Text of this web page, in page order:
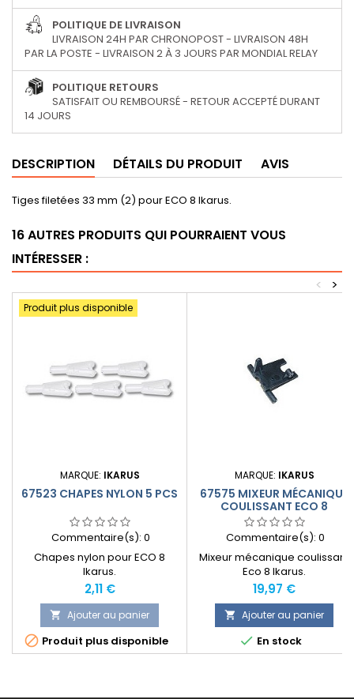
POLITIQUE DE LIVRAISON
LIVRAISON 24H PAR CHRONOPOST - LIVRAISON 48H
PAR LA POSTE - LIVRAISON 2 À 3 JOURS PAR MONDIAL RELAY
POLITIQUE RETOURS
SATISFAIT OU REMBOURSÉ - RETOUR ACCEPTÉ DURANT
14 JOURS
DESCRIPTION DÉTAILS DU PRODUIT AVIS
Tiges filetées 33 mm (2) pour ECO 8 Ikarus.
16 AUTRES PRODUITS QUI POURRAIENT VOUS
INTÉRESSER :
>
<
Produit plus disponible
MARQUE: IKARUS
67523 CHAPES NYLON 5 PCS
Commentaire(s): 0
Chapes nylon pour ECO 8
Ikarus.
Prix
2,11 €
 Ajouter au panier
 Produit plus disponible
MARQUE: IKARUS
67575 MIXEUR MÉCANIQUE
COULISSANT ECO 8
Commentaire(s): 0
Mixeur mécanique coulissant
Eco 8 Ikarus.
Prix
19,97 €
 Ajouter au panier
 En stock